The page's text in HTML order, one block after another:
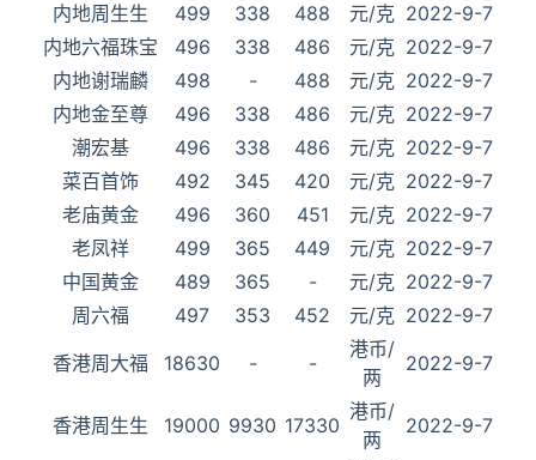
内地周生生
499 338 488 元/克 2022-9-7
内地六福珠宝
496 338 486 元/克 2022-9-7
内地谢瑞麟
498 - 488 元/克 2022-9-7
内地金至尊
496 338 486 元/克 2022-9-7
潮宏基
496 338 486 元/克 2022-9-7
菜百首饰
492 345 420 元/克 2022-9-7
老庙黄金
496 360 451 元/克 2022-9-7
老凤祥
499 365 449 元/克 2022-9-7
中国黄金
489 365 - 元/克 2022-9-7
周六福
497 353 452 元/克 2022-9-7
香港周大福
18630 - -
港币/
两
2022-9-7
香港周生生 19000 9930 17330
港币/
两
2022-9-7